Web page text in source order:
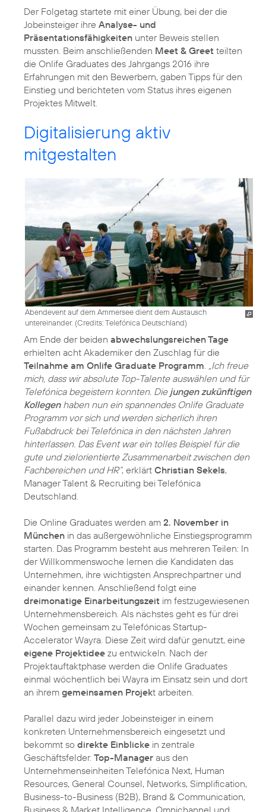
Der Folgetag startete mit einer Übung, bei der die
Jobeinsteiger ihre Analyse- und
Präsentationsfähigkeiten unter Beweis stellen
mussten. Beim anschließenden Meet & Greet teilten
die Onlife Graduates des Jahrgangs 2016 ihre
Erfahrungen mit den Bewerbern, gaben Tipps für den
Einstieg und berichteten vom Status ihres eigenen
Projektes Mitwelt.
Digitalisierung aktiv
mitgestalten
Abendevent auf dem Ammersee dient dem Austausch
untereinander. (Credits: Telefónica Deutschland)
Am Ende der beiden abwechslungsreichen Tage
erhielten acht Akademiker den Zuschlag für die
Teilnahme am Onlife Graduate Programm. „Ich freue
mich, dass wir absolute Top-Talente auswählen und für
Telefónica begeistern konnten. Die jungen zukünftigen
Kollegenhaben nun ein spannendes Onlife Graduate
Programm vor sich und werden sicherlich ihren
Fußabdruck bei Telefónica in den nächsten Jahren
hinterlassen. Das Event war ein tolles Beispiel für die
gute und zielorientierte Zusammenarbeit zwischen den
Fachbereichen und HR“, erklärt Christian Sekels,
Manager Talent & Recruiting bei Telefónica
Deutschland.
Die Online Graduates werden am 2. November in
München in das außergewöhnliche Einstiegsprogramm
starten. Das Programm besteht aus mehreren Teilen: In
der Willkommenswoche lernen die Kandidaten das
Unternehmen, ihre wichtigsten Ansprechpartner und
einander kennen. Anschließend folgt eine
dreimonatige Einarbeitungszeit im festzugewiesenen
Unternehmensbereich. Als nächstes geht es für drei
Wochen gemeinsam zu Telefónicas Startup-
Accelerator Wayra. Diese Zeit wird dafür genutzt, eine
eigene Projektidee zu entwickeln. Nach der
Projektauftaktphase werden die Onlife Graduates
einmal wöchentlich bei Wayra im Einsatz sein und dort
an ihrem gemeinsamen Projekt arbeiten.
Parallel dazu wird jeder Jobeinsteiger in einem
konkreten Unternehmensbereich eingesetzt und
bekommt so direkte Einblicke in zentrale
Geschäftsfelder. Top-Manager aus den
Unternehmenseinheiten Telefónica Next, Human
Resources, General Counsel, Networks, Simplification,
Business-to-Business (B2B), Brand & Communication,